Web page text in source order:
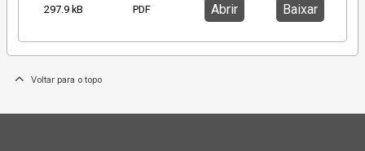
297.9 kB PDF Abrir Baixar
Voltar para o topo